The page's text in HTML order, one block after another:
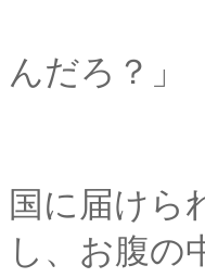
「早く
んだろ？」
そう、
国に届けら
し、お腹の